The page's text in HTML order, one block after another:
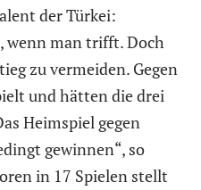
der Türkei:
wenn man trifft. Doch
zu vermeiden. Gegen
und hätten die drei
Heimspiel gegen
gewinnen“, so
in 17 Spielen stellt